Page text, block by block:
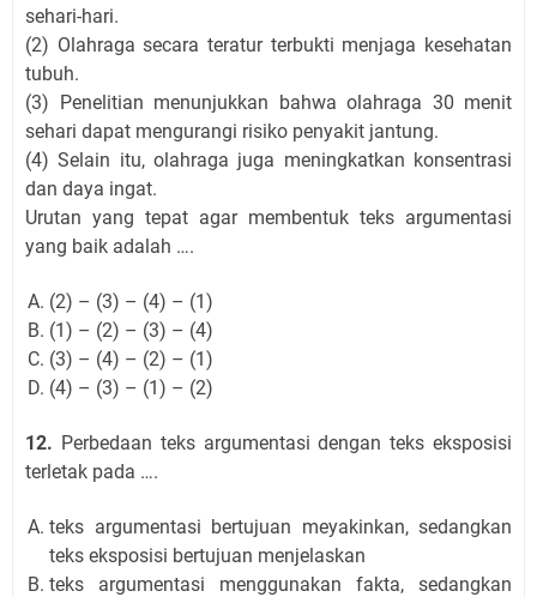
sehari-hari.
(2) Olahraga secara teratur terbukti menjaga kesehatan
tubuh.
(3) Penelitian menunjukkan bahwa olahraga 30 menit
sehari dapat mengurangi risiko penyakit jantung.
(4) Selain itu, olahraga juga meningkatkan konsentrasi
dan daya ingat.
Urutan yang tepat agar membentuk teks argumentasi
yang baik adalah ….
(2) – (3) – (4) – (1)
(1) – (2) – (3) – (4)
(3) – (4) – (2) – (1)
(4) – (3) – (1) – (2)
12. Perbedaan teks argumentasi dengan teks eksposisi
terletak pada ….
teks argumentasi bertujuan meyakinkan, sedangkan
teks eksposisi bertujuan menjelaskan
teks argumentasi menggunakan fakta, sedangkan